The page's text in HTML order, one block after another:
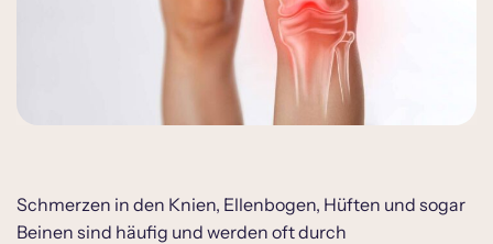
Schmerzen in den Knien, Ellenbogen, Hüften und sogar
Beinen sind häufig und werden oft durch